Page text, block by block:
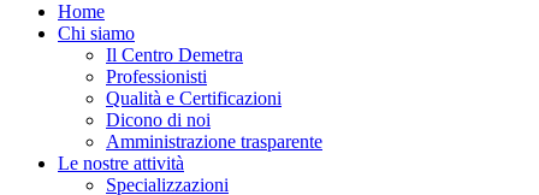
Home
Chi siamo
Il Centro Demetra
Professionisti
Qualità e Certificazioni
Dicono di noi
Amministrazione trasparente
Le nostre attività
Specializzazioni